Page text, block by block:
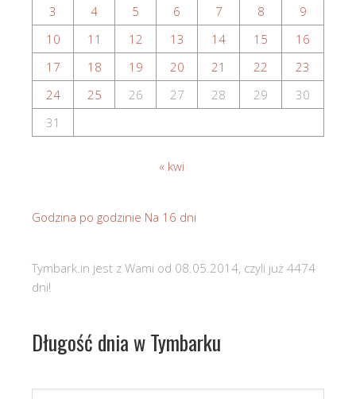
3
4 5 6 7 8
9
10
11 12 13 14 15
16
17
18 19 20 21 22
23
24
25 26 27 28 29
30
31
« kwi
Godzina po godzinie Na 16 dni
Tymbark.in jest z Wami od 08.05.2014, czyli już 4474
dni!
Długość dnia w Tymbarku